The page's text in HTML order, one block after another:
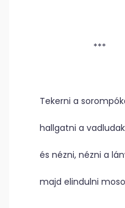
***
Tekerni a
hallgatni a
és nézni, nézni a
majd elindulni